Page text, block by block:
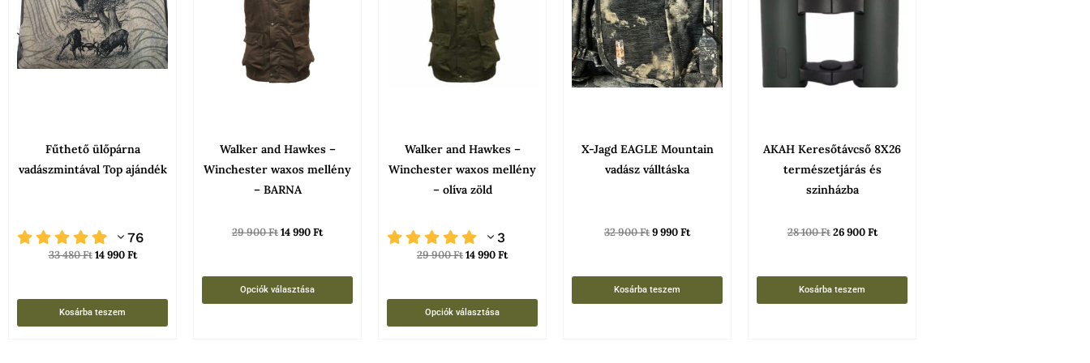
Fűthető ülőpárna
vadászmintával Top ajándék
76
33 480Ft 14 990Ft
Kosárba teszem
Walker and Hawkes –
Winchester waxos mellény
– BARNA
29 900Ft14 990Ft
Opciók választása
termékoldalon
választhatók
Walker and Hawkes –
Winchester waxos mellény
– olíva zöld
3
29 900Ft14 990Ft
Opciók választása
variációja
termékoldalon
választhatók
X-Jagd EAGLE Mountain
vadász válltáska
32 900Ft9 990Ft
Kosárba teszem
AKAH Keresőtávcső 8X26
természetjárás és
szinházba
28 100Ft 26 900Ft
Kosárba teszem